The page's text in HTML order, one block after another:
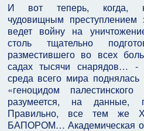
И вот теперь, когда,
чудовищным преступлением
ведет войну на
столь тщательно
разместившего во всех
садах тысячи снарядов… -
среда всего мира
«геноцидом
разумеется, на данные,
Правильно, все тем же
БАПОРОМ… Академическая